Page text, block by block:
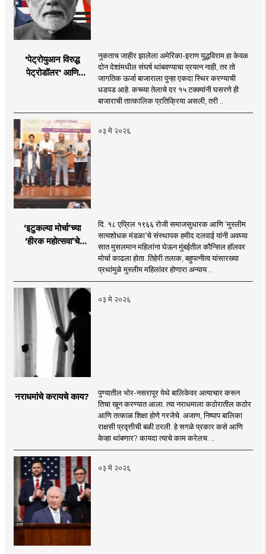
'पेट्रोयुआन विरुद्ध
पेट्रोडॉलर' आणि
नुकताच जाहीर झालेला अमेरिका-इराण युद्धविराम हा केवळ
दोन देशांमधील संघर्ष थांबवण्याचा प्रयत्न नाही, तर तो
जागतिक ऊर्जा बाजाराला पुन्हा एकदा स्थिर करण्याची
धडपड आहे. कच्च्या तेलाचे दर १५ टक्क्यांनी घसरणे ही
बाजाराची तात्कालिक प्रतिक्रिया असली, तरी ..
०३ मे २०२६
‘इटुकल्या मोर्चा’च्या
‘हीरक महोत्सवा’चे
दि. १८ एप्रिल १९६६ रोजी समाजसुधारक आणि ‘मुस्लीम
सत्यशोधक मंडळा’चे संस्थापक हमीद दलवाई यांनी अवघ्या
सात मुसलमान महिलांना घेऊन मुंबईतील कौन्सिल हॉलवर
मोर्चा काढला होता. तिहेरी तलाक, बहुपत्नीत्व यांसारख्या
प्रथांमुळे मुस्लीम महिलांवर होणारा अन्याय ..
०३ मे २०२६
नराधमांचे करायचे काय?
पुण्यातील भोर-नसरापूर येथे बालिकेवर अत्याचार करून
तिचा खून करण्यात आला. त्या नराधमाला कठोरातील कठोर
आणि तत्काळ शिक्षा होणे गरजेचे. अजाण, निष्पाप बालिका
राक्षसी प्रवृत्तीची बळी ठरली. हे सगळे प्रकार कसे आणि
केव्हा थांबणार? कायदा त्याचे काम करेलच. ..
०३ मे २०२६